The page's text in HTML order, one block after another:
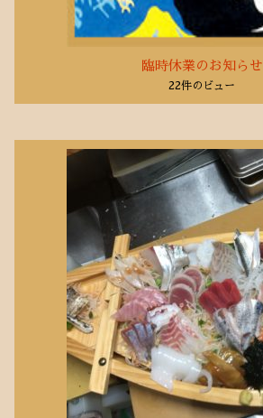
臨時休業のお知らせ
22件のビュー